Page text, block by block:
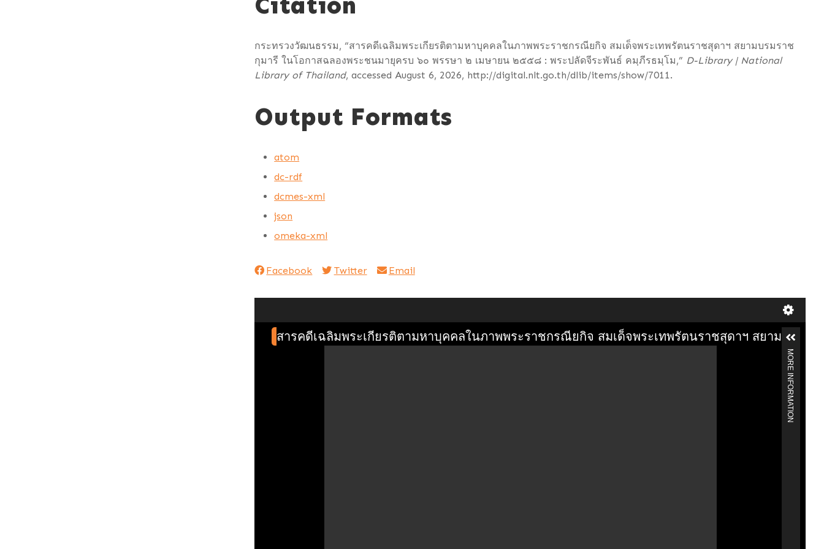
กระทรวงวัฒนธรรม, “สารคดีเฉลิมพระเกียรติตามหาบุคคลในภาพพระราชกรณียกิจ สมเด็จพระเทพรัตนราชสุดาฯ สยามบรมราช
กุมารี ในโอกาสฉลองพระชนมายุครบ ๖๐ พรรษา ๒ เมษายน ๒๕๕๘ : พระปลัดจีระพันธ์ คมฺภีรธมฺโม,” D-Library | National
Library of Thailand, accessed August 6, 2026, http://digital.nlt.go.th/dlib/items/show/7011.
Output Formats
atom
dc-rdf
dcmes-xml
json
omeka-xml
Facebook Twitter Email
สารคดีเฉลิมพระเกียรติตามหาบุคคลในภาพพระราชกรณียกิจ สมเด็จพระเทพรัตนราชสุดาฯ สยามบร
MORE INFORMATION